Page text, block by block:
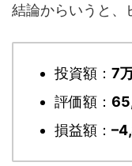
結論からいうと、
投資額： 7
評価額：
損益額：